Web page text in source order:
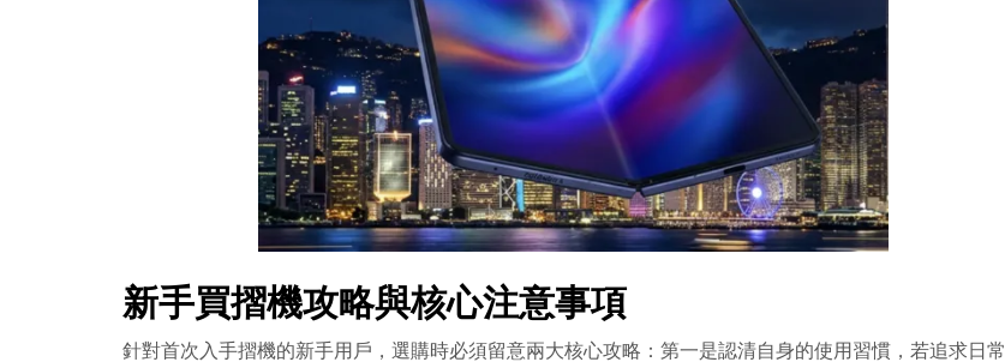
新手買摺機攻略與核心注意事項
針對首次入手摺機的新手用戶，選購時必須留意兩大核心攻略：第一是認清自身的使用習慣，若追求日常